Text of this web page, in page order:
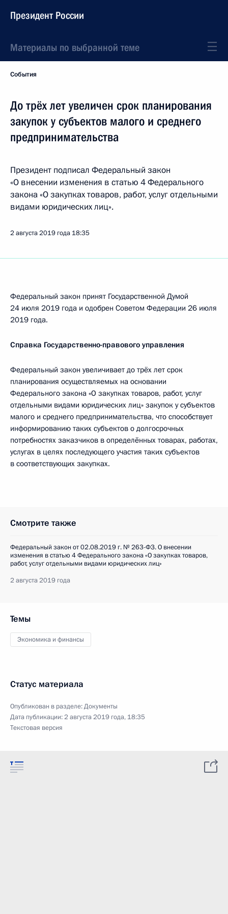
Президент России
Материалы по выбранной теме
События
До трёх лет увеличен срок планирования
закупок у субъектов малого и среднего
предпринимательства
Президент подписал Федеральный закон
«О внесении изменения в статью 4 Федерального
закона «О закупках товаров, работ, услуг отдельными
видами юридических лиц».
2 августа 2019 года 18:35
Федеральный закон принят Государственной Думой
24 июля 2019 года и одобрен Советом Федерации 26 июля
2019 года.
Справка Государственно-правового управления
Федеральный закон увеличивает до трёх лет срок
планирования осуществляемых на основании
Федерального закона «О закупках товаров, работ, услуг
отдельными видами юридических лиц» закупок у субъектов
малого и среднего предпринимательства, что способствует
информированию таких субъектов о долгосрочных
потребностях заказчиков в определённых товарах, работах,
услугах в целях последующего участия таких субъектов
в соответствующих закупках.
Смотрите также
Федеральный закон от 02.08.2019 г. № 263-ФЗ. О внесении
изменения в статью 4 Федерального закона «О закупках товаров,
работ, услуг отдельными видами юридических лиц»
2 августа 2019 года
Темы
Экономика и финансы
Статус материала
Опубликован в разделе:Документы
Дата публикации:2 августа 2019 года, 18:35
Текстовая версия